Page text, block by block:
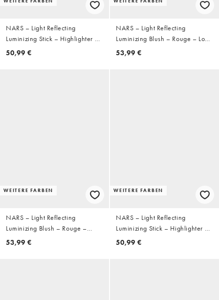
NARS – Light Reflecting
Luminizing Stick – Highlighter –
Heavenly
50,99 €
NARS – Light Reflecting
Luminizing Blush – Rouge – Love
Deep
53,99 €
WEITERE FARBEN
NARS – Light Reflecting
Luminizing Blush – Rouge –
Inferno
53,99 €
WEITERE FARBEN
NARS – Light Reflecting
Luminizing Stick – Highlighter –
Electra
50,99 €